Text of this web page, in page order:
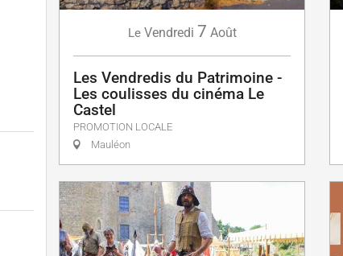
Le Vendredi 7 Août
Les Vendredis du Patrimoine -
Les coulisses du cinéma Le
Castel
PROMOTION LOCALE
Mauléon